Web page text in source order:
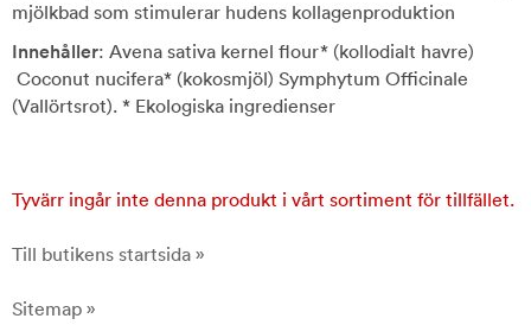
mjölkbad som stimulerar hudens kollagenproduktion
Innehåller: Avena sativa kernel flour* (kollodialt havre)
Coconut nucifera* (kokosmjöl) Symphytum Officinale
(Vallörtsrot). * Ekologiska ingredienser
Tyvärr ingår inte denna produkt i vårt sortiment för tillfället.
Till butikens startsida »
Sitemap »